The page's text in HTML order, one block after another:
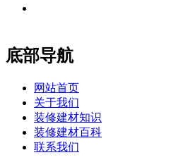
底部导航
网站首页
关于我们
装修建材知识
装修建材百科
联系我们